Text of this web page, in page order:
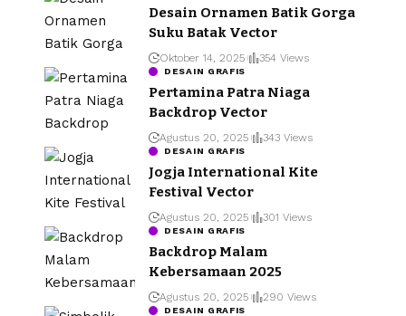
Desain Ornamen Batik Gorga
Suku Batak Vector
Oktober 14, 2025 354 Views
DESAIN GRAFIS
Pertamina Patra Niaga
Backdrop Vector
Agustus 20, 2025 343 Views
DESAIN GRAFIS
Jogja International Kite
Festival Vector
Agustus 20, 2025 301 Views
DESAIN GRAFIS
Backdrop Malam
Kebersamaan 2025
Agustus 20, 2025 290 Views
DESAIN GRAFIS